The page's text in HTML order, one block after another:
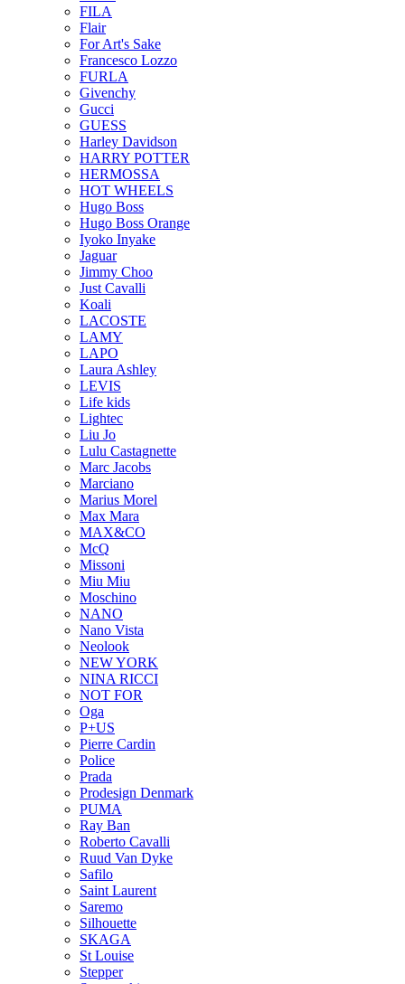
FILA
Flair
For Art's Sake
Francesco Lozzo
FURLA
Givenchy
Gucci
GUESS
Harley Davidson
HARRY POTTER
HERMOSSA
HOT WHEELS
Hugo Boss
Hugo Boss Orange
Iyoko Inyake
Jaguar
Jimmy Choo
Just Cavalli
Koali
LACOSTE
LAMY
LAPO
Laura Ashley
LEVIS
Life kids
Lightec
Liu Jo
Lulu Castagnette
Marc Jacobs
Marciano
Marius Morel
Max Mara
MAX&CO
McQ
Missoni
Miu Miu
Moschino
NANO
Nano Vista
Neolook
NEW YORK
NINA RICCI
NOT FOR
Oga
P+US
Pierre Cardin
Police
Prada
Prodesign Denmark
PUMA
Ray Ban
Roberto Cavalli
Ruud Van Dyke
Safilo
Saint Laurent
Saremo
Silhouette
SKAGA
St Louise
Stepper